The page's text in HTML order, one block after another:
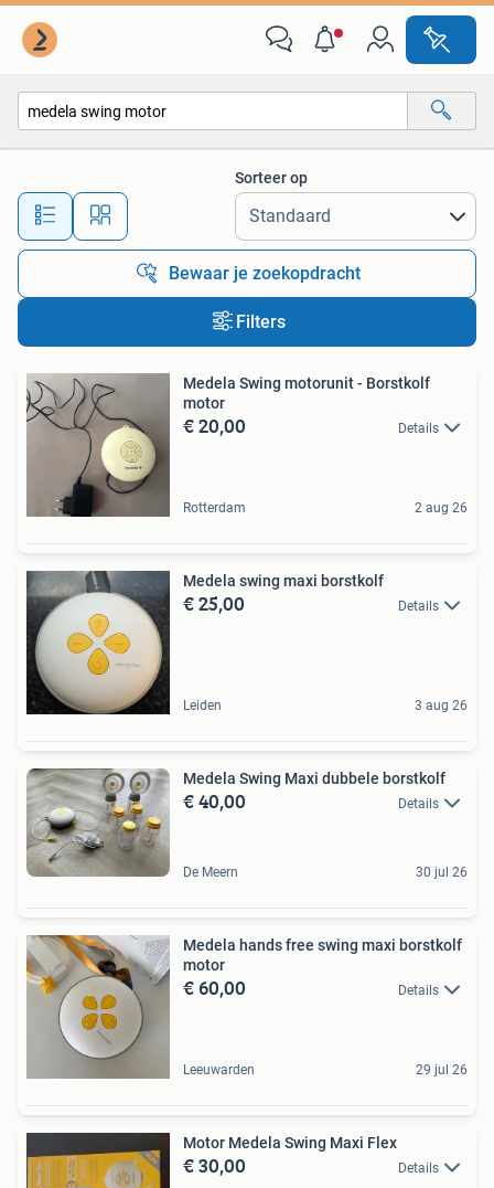
Alle afstanden…
Sorteer op
Bewaar je zoekopdracht
Filters
Medela Swing motorunit - Borstkolf
motor
€ 20,00 Details
Rotterdam 2 aug 26
Medela swing maxi borstkolf
€ 25,00 Details
Leiden 3 aug 26
Medela Swing Maxi dubbele borstkolf
€ 40,00 Details
De Meern 30 jul 26
Medela hands free swing maxi borstkolf
motor
€ 60,00 Details
Leeuwarden 29 jul 26
Motor Medela Swing Maxi Flex
€ 30,00 Details